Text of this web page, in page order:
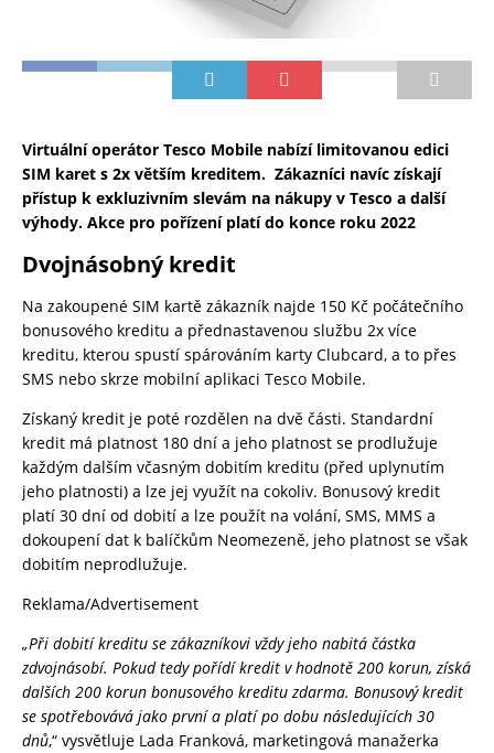
Virtuální operátor Tesco Mobile nabízí limitovanou edici
SIM karet s 2x větším kreditem. Zákazníci navíc získají
přístup k exkluzivním slevám na nákupy v Tesco a další
výhody. Akce pro pořízení platí do konce roku 2022
Dvojnásobný kredit
Na zakoupené SIM kartě zákazník najde 150 Kč počátečního
bonusového kreditu a přednastavenou službu 2x více
kreditu, kterou spustí spárováním karty Clubcard, a to přes
SMS nebo skrze mobilní aplikaci Tesco Mobile.
Získaný kredit je poté rozdělen na dvě části. Standardní
kredit má platnost 180 dní a jeho platnost se prodlužuje
každým dalším včasným dobitím kreditu (před uplynutím
jeho platnosti) a lze jej využít na cokoliv. Bonusový kredit
platí 30 dní od dobití a lze použít na volání, SMS, MMS a
dokoupení dat k balíčkům Neomezeně, jeho platnost se však
dobitím neprodlužuje.
Reklama/Advertisement
„Při dobití kreditu se zákazníkovi vždy jeho nabitá částka
zdvojnásobí. Pokud tedy pořídí kredit v hodnotě 200 korun, získá
dalších 200 korun bonusového kreditu zdarma. Bonusový kredit
se spotřebovává jako první a platí po dobu následujících 30
dnů,“ vysvětluje Lada Franková, marketingová manažerka